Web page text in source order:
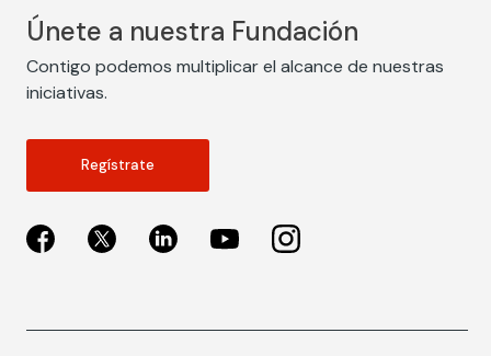
Únete a nuestra Fundación
Contigo podemos multiplicar el alcance de nuestras
iniciativas.
Regístrate